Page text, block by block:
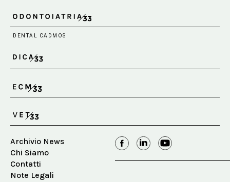
Archivio News
Chi Siamo
Contatti
Note Legali